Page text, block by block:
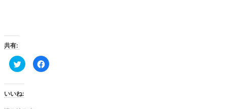
共有:
ク
リ
し
て
Twitter
Facebook
で
いいね: